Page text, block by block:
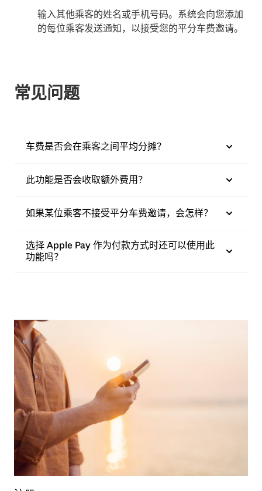
输入其他乘客的姓名或手机号码。系统会向您添加
的每位乘客发送通知，以接受您的平分车费邀请。
常见问题
车费是否会在乘客之间平均分摊？
此功能是否会收取额外费用？
如果某位乘客不接受平分车费邀请，会怎样？
选择 Apple Pay 作为付款方式时还可以使用此
功能吗？